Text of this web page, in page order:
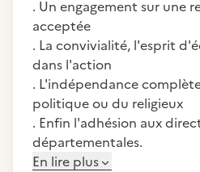
. Un engagement sur une
acceptée
. La convivialité, l'esprit
dans l'action
. L'indépendance
politique ou du religieux
. Enfin l'adhésion aux
départementales.
En lire plus